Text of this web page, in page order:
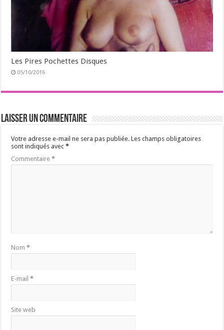
Les Pires Pochettes Disques
05/10/2016
Laisser un commentaire
Votre adresse e-mail ne sera pas publiée. Les champs obligatoires
sont indiqués avec*
Commentaire*
Nom*
E-mail*
Site web